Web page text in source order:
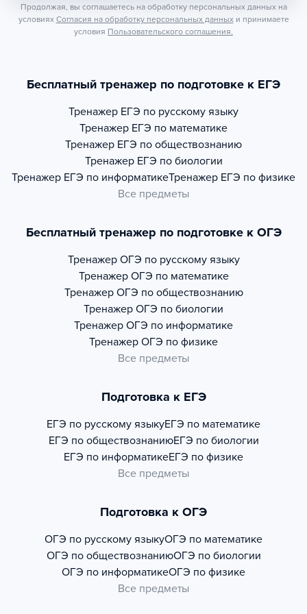
Продолжая, вы соглашаетесь на обработку персональных данных на
условиях Согласия на обработку персональных данных и принимаете
условия Пользовательского соглашения.
Бесплатный тренажер по подготовке к ЕГЭ
Тренажер ЕГЭ по русскому языку
Тренажер ЕГЭ по математике
Тренажер ЕГЭ по обществознанию
Тренажер ЕГЭ по биологии
Тренажер ЕГЭ по информатикеТренажер ЕГЭ по физике
Все предметы
Бесплатный тренажер по подготовке к ОГЭ
Тренажер ОГЭ по русскому языку
Тренажер ОГЭ по математике
Тренажер ОГЭ по обществознанию
Тренажер ОГЭ по биологии
Тренажер ОГЭ по информатике
Тренажер ОГЭ по физике
Все предметы
Подготовка к ЕГЭ
ЕГЭ по русскому языкуЕГЭ по математике
ЕГЭ по обществознаниюЕГЭ по биологии
ЕГЭ по информатикеЕГЭ по физике
Все предметы
Подготовка к ОГЭ
ОГЭ по русскому языкуОГЭ по математике
ОГЭ по обществознаниюОГЭ по биологии
ОГЭ по информатикеОГЭ по физике
Все предметы